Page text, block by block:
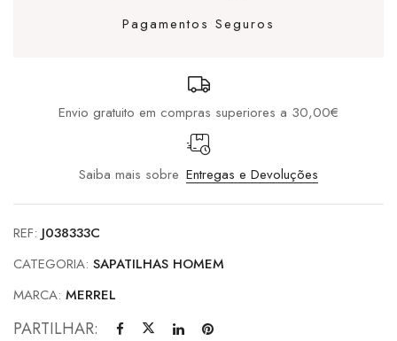
Pagamentos Seguros
Envio gratuito em compras superiores a 30,00€
Saiba mais sobre Entregas e Devoluções
REF: J038333C
CATEGORIA: SAPATILHAS HOMEM
MARCA: MERREL
PARTILHAR: